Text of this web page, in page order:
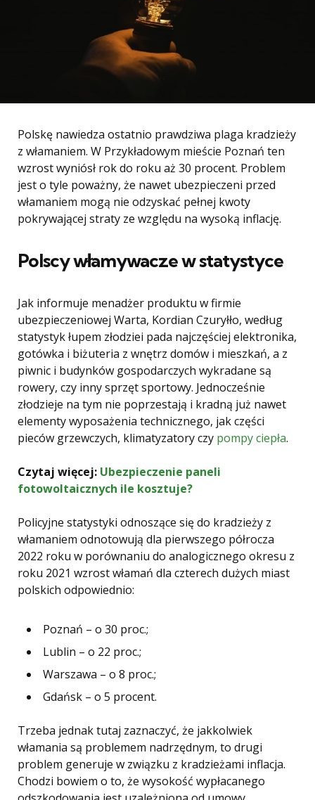
Polskę nawiedza ostatnio prawdziwa plaga kradzieży
z włamaniem. W Przykładowym mieście Poznań ten
wzrost wyniósł rok do roku aż 30 procent. Problem
jest o tyle poważny, że nawet ubezpieczeni przed
włamaniem mogą nie odzyskać pełnej kwoty
pokrywającej straty ze względu na wysoką inflację.
Polscy włamywacze w statystyce
Jak informuje menadżer produktu w firmie
ubezpieczeniowej Warta, Kordian Czuryłło, według
statystyk łupem złodziei pada najczęściej elektronika,
gotówka i biżuteria z wnętrz domów i mieszkań, a z
piwnic i budynków gospodarczych wykradane są
rowery, czy inny sprzęt sportowy. Jednocześnie
złodzieje na tym nie poprzestają i kradną już nawet
elementy wyposażenia technicznego, jak części
pieców grzewczych, klimatyzatory czy pompy ciepła.
Czytaj więcej: Ubezpieczenie paneli
fotowoltaicznych ile kosztuje?
Policyjne statystyki odnoszące się do kradzieży z
włamaniem odnotowują dla pierwszego półrocza
2022 roku w porównaniu do analogicznego okresu z
roku 2021 wzrost włamań dla czterech dużych miast
polskich odpowiednio:
Poznań – o 30 proc.;
Lublin – o 22 proc.;
Warszawa – o 8 proc.;
Gdańsk – o 5 procent.
Trzeba jednak tutaj zaznaczyć, że jakkolwiek
włamania są problemem nadrzędnym, to drugi
problem generuje w związku z kradzieżami inflacja.
Chodzi bowiem o to, że wysokość wypłacanego